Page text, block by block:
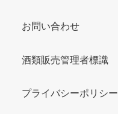
お問い合わせ
酒類販売管理者標識
プライバシーポリシー